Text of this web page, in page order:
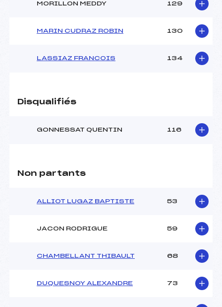
MORILLON MEDDY 129
MARIN CUDRAZ ROBIN 130
LASSIAZ FRANCOIS 134
Disqualifiés
GONNESSAT QUENTIN 116
Non partants
ALLIOT LUGAZ BAPTISTE 53
JACON RODRIGUE 59
CHAMBELLANT THIBAULT 68
DUQUESNOY ALEXANDRE 73